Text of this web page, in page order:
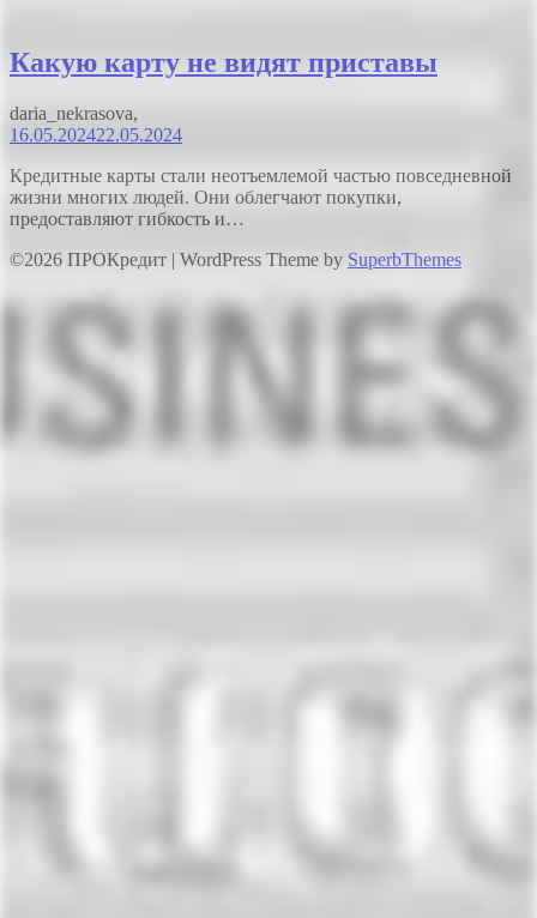
Какую карту не видят приставы
daria_nekrasova,
16.05.202422.05.2024
Кредитные карты стали неотъемлемой частью повседневной
жизни многих людей. Они облегчают покупки,
предоставляют гибкость и…
©2026 ПРОКредит | WordPress Theme by SuperbThemes